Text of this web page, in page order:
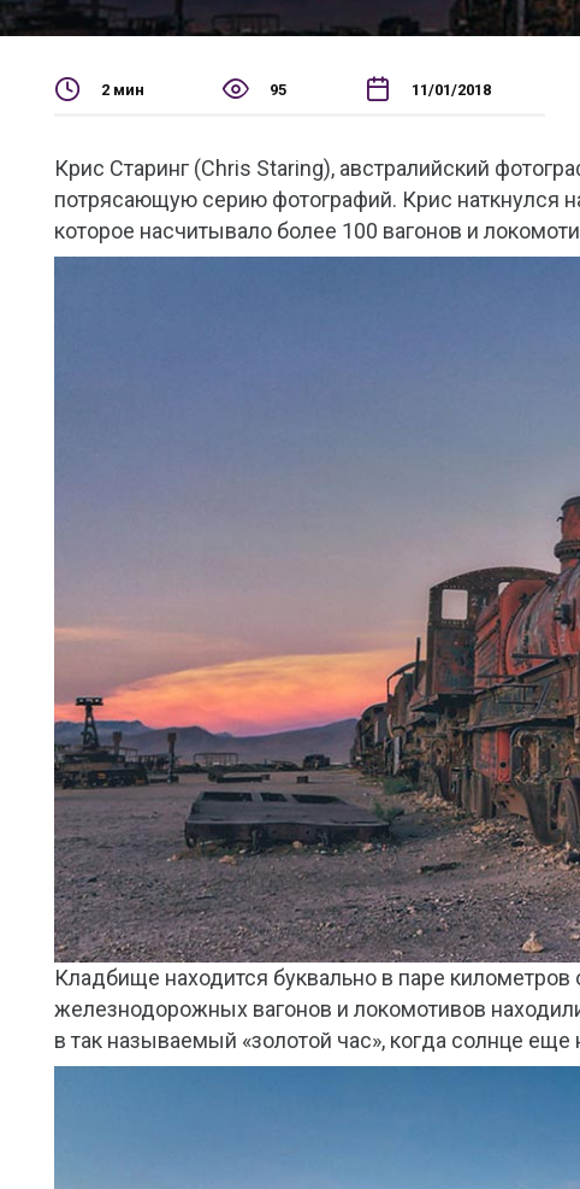
2 мин 95 11/01/2018
Крис Старинг (Chris Staring), австралийский
потрясающую серию фотографий. Крис наткнулся
которое насчитывало более 100 вагонов и
Кладбище находится буквально в паре
железнодорожных вагонов и локомотивов
в так называемый «золотой час», когда солнце